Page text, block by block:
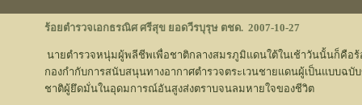
ร้อยตำรวจเอกธรณิศ ศรีสุข ยอดวีรบุรุษ ตชด. 2007-10-27
นายตำรวจหนุ่มผู้พลีชีพเพื่อชาติกลางสมรภูมิแดนใต้ในเช้าวันนั้นก็คือ
กองกำกับการสนับสนุนทางอากาศตำรวจตระเวนชายแดนผู้เป็นแบบฉ
ชาติผู้ยึดมั่นในอุดมการณ์อันสูงส่งตราบจนลมหายใจของชีวิต